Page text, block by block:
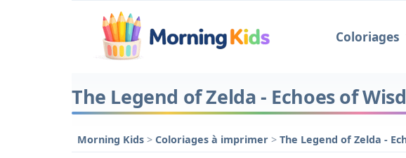
Coloriages
The Legend of Zelda - Echoes of
Morning Kids > Coloriages à imprimer > The Legend of Zelda -